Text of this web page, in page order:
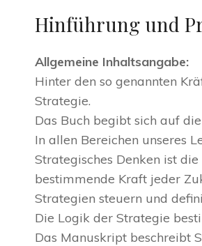
Hinführung und
Allgemeine Inhaltsangabe:
Hinter den so genannten
Strategie.
Das Buch begibt sich auf die
In allen Bereichen unseres
Strategisches Denken ist
bestimmende Kraft jeder
Strategien steuern und
Die Logik der Strategie
Das Manuskript beschreibt